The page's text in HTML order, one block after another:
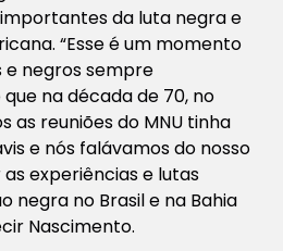
da luta negra e
“Esse é um momento
negros sempre
na década de 70, no
as reuniões do MNU tinha
e nós falávamos do nosso
experiências e lutas
negra no Brasil e na Bahia
Nascimento.